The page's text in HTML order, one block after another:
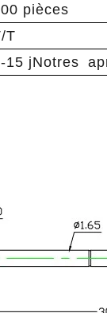
pièces
T
15 jNotres